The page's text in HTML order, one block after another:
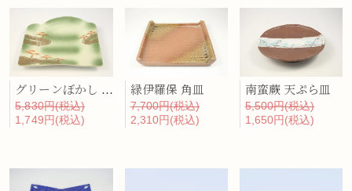
グリーンぼかし 口替皿
5,830円(税込)
1,749円(税込)
緑伊羅保 角皿
7,700円(税込)
2,310円(税込)
南蛮蕨 天ぷら皿
5,500円(税込)
1,650円(税込)